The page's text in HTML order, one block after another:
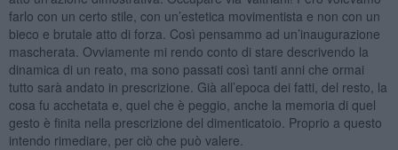
farlo con un certo stile, con un’estetica movimentista e non con un
bieco e brutale atto di forza. Così pensammo ad un’inaugurazione
mascherata. Ovviamente mi rendo conto di stare descrivendo la
dinamica di un reato, ma sono passati così tanti anni che ormai
tutto sarà andato in prescrizione. Già all’epoca dei fatti, del resto, la
cosa fu acchetata e, quel che è peggio, anche la memoria di quel
gesto è finita nella prescrizione del dimenticatoio. Proprio a questo
intendo rimediare, per ciò che può valere.